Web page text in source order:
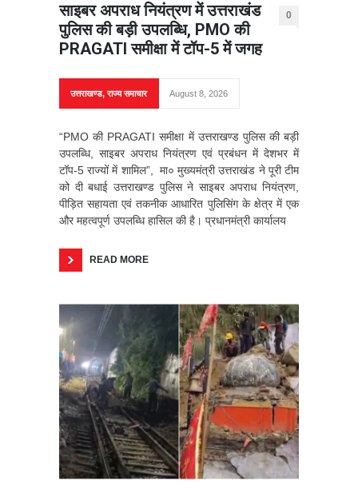
साइबर अपराध नियंत्रण में उत्तराखंड
पुलिस की बड़ी उपलब्धि, PMO की
PRAGATI समीक्षा में टॉप-5 में जगह
0
उत्तराखण्ड,राज्य समाचार August 8, 2026
“PMO की PRAGATI समीक्षा में उत्तराखण्ड पुलिस की बड़ी
उपलब्धि, साइबर अपराध नियंत्रण एवं प्रबंधन में देशभर में
टॉप-5 राज्यों में शामिल”, मा० मुख्यमंत्री उत्तराखंड ने पूरी टीम
को दी बधाई उत्तराखण्ड पुलिस ने साइबर अपराध नियंत्रण,
पीड़ित सहायता एवं तकनीक आधारित पुलिसिंग के क्षेत्र में एक
और महत्वपूर्ण उपलब्धि हासिल की है। प्रधानमंत्री कार्यालय
READ MORE